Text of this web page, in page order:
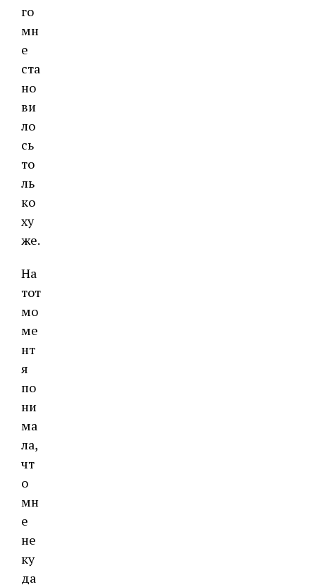
го
мн
е
ста
но
ви
ло
сь
то
ль
ко
ху
же.
На
тот
мо
ме
нт
я
по
ни
ма
ла,
чт
о
мн
е
не
ку
да